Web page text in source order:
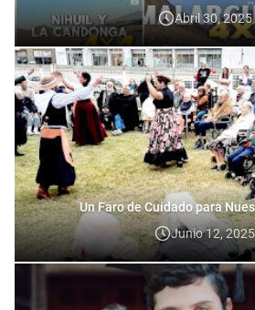
Abril 30, 2025
Un Faro de Cuidado para
Junio 12, 2025